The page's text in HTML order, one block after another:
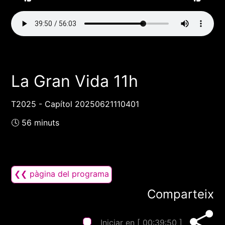
La Gran Vida 11h
T2025 - Capítol 20250621110401
🕓 56 minuts
❮❮ pàgina del programa
Comparteix
Iniciar en [ 00:39:50 ]